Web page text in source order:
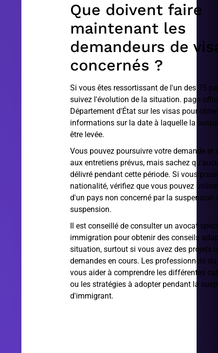
Que doivent faire
maintenant les
demandeurs de
concernés ?
Si vous êtes ressortissant de l'un des 75
suivez l'évolution de la situation. page
Département d'État sur les visas pour
informations sur la date à laquelle la
être levée.
Vous pouvez poursuivre votre demande et
aux entretiens prévus, mais sachez
délivré pendant cette période. Si vous
nationalité, vérifiez que vous pouvez
d'un pays non concerné par la suspension
suspension.
Il est conseillé de consulter un avocat
immigration pour obtenir des conseils
situation, surtout si vous avez des projets
demandes en cours. Les professionnels
vous aider à comprendre les différentes
ou les stratégies à adopter pendant la
d'immigrant.